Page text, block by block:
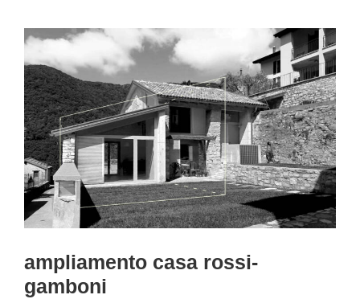
ampliamento casa rossi-
gamboni